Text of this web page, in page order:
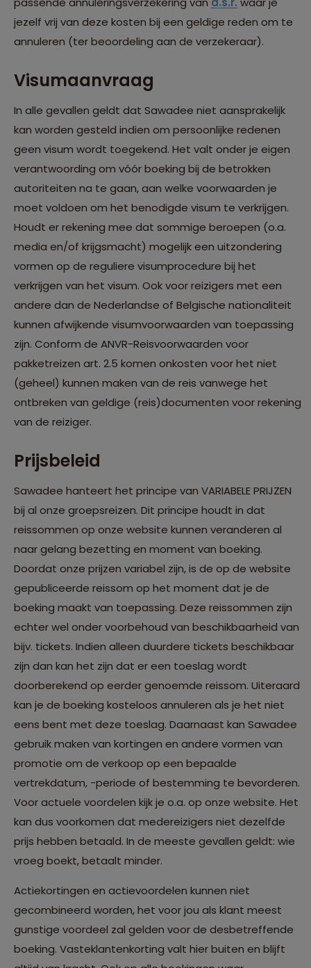
jezelf vrij van deze kosten bij een geldige reden om te
annuleren (ter beoordeling aan de verzekeraar).
Visumaanvraag
In alle gevallen geldt dat Sawadee niet aansprakelijk
kan worden gesteld indien om persoonlijke redenen
geen visum wordt toegekend. Het valt onder je eigen
verantwoording om vóór boeking bij de betrokken
autoriteiten na te gaan, aan welke voorwaarden je
moet voldoen om het benodigde visum te verkrijgen.
Houdt er rekening mee dat sommige beroepen (o.a.
media en/of krijgsmacht) mogelijk een uitzondering
vormen op de reguliere visumprocedure bij het
verkrijgen van het visum. Ook voor reizigers met een
andere dan de Nederlandse of Belgische nationaliteit
kunnen afwijkende visumvoorwaarden van toepassing
zijn. Conform de ANVR-Reisvoorwaarden voor
pakketreizen art. 2.5 komen onkosten voor het niet
(geheel) kunnen maken van de reis vanwege het
ontbreken van geldige (reis)documenten voor rekening
van de reiziger.
Prijsbeleid
Sawadee hanteert het principe van VARIABELE PRIJZEN
bij al onze groepsreizen. Dit principe houdt in dat
reissommen op onze website kunnen veranderen al
naar gelang bezetting en moment van boeking.
Doordat onze prijzen variabel zijn, is de op de website
gepubliceerde reissom op het moment dat je de
boeking maakt van toepassing. Deze reissommen zijn
echter wel onder voorbehoud van beschikbaarheid van
bijv. tickets. Indien alleen duurdere tickets beschikbaar
zijn dan kan het zijn dat er een toeslag wordt
doorberekend op eerder genoemde reissom. Uiteraard
kan je de boeking kosteloos annuleren als je het niet
eens bent met deze toeslag. Daarnaast kan Sawadee
gebruik maken van kortingen en andere vormen van
promotie om de verkoop op een bepaalde
vertrekdatum, -periode of bestemming te bevorderen.
Voor actuele voordelen kijk je o.a. op onze website. Het
kan dus voorkomen dat medereizigers niet dezelfde
prijs hebben betaald. In de meeste gevallen geldt: wie
vroeg boekt, betaalt minder.
Actiekortingen en actievoordelen kunnen niet
gecombineerd worden, het voor jou als klant meest
gunstige voordeel zal gelden voor de desbetreffende
boeking. Vasteklantenkorting valt hier buiten en blijft